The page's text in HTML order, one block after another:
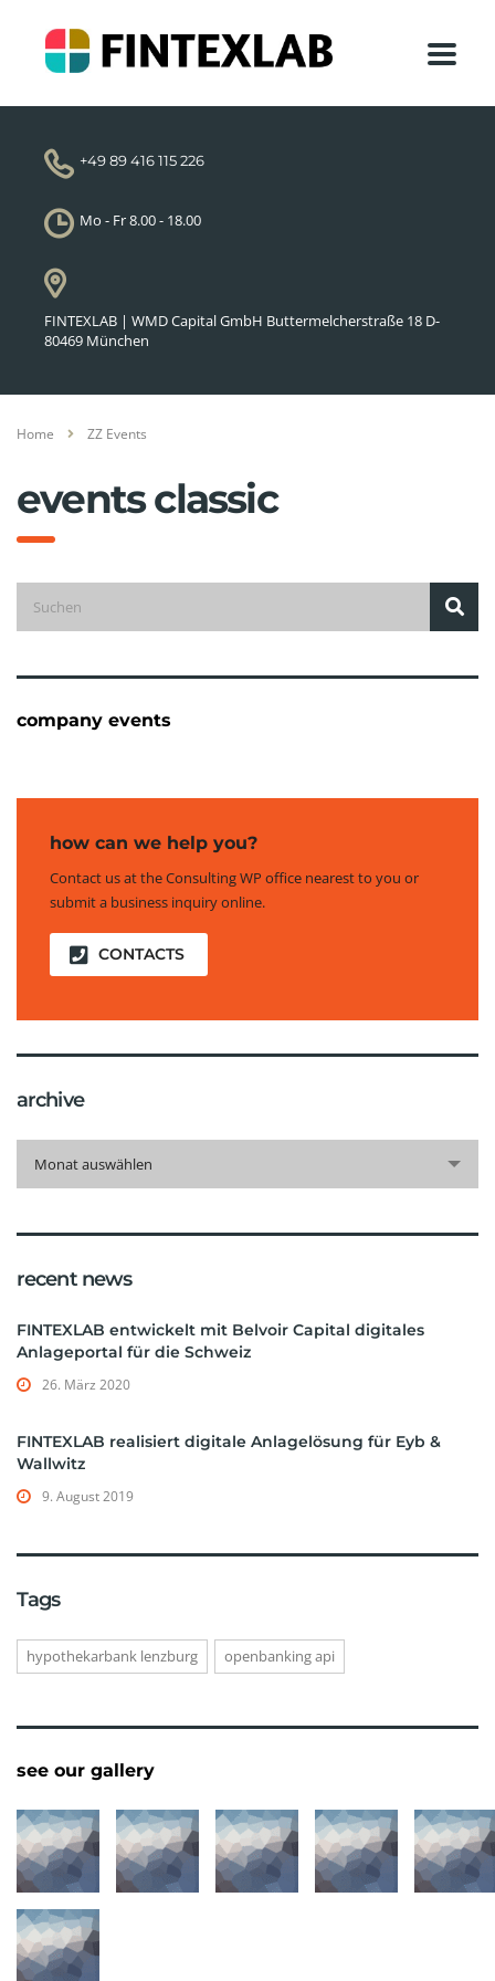
+49 89 416 115 226
Mo - Fr 8.00 - 18.00
FINTEXLAB | WMD Capital GmbH Buttermelcherstraße 18 D-
80469 München
Home ZZ Events
events classic
company events
how can we help you?
Contact us at the Consulting WP office nearest to you or
submit a business inquiry online.
CONTACTS
archive
Monat auswählen
recent news
FINTEXLAB entwickelt mit Belvoir Capital digitales
Anlageportal für die Schweiz
26. März 2020
FINTEXLAB realisiert digitale Anlagelösung für Eyb &
Wallwitz
9. August 2019
Tags
hypothekarbank lenzburg openbanking api
see our gallery